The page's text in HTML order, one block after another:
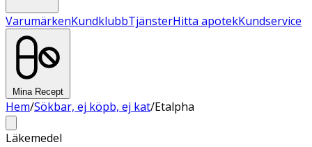
VarumärkenKundklubbTjänsterHitta apotekKundservice
Mina Recept
Hem/Sökbar, ej köpb, ej kat/Etalpha
Läkemedel